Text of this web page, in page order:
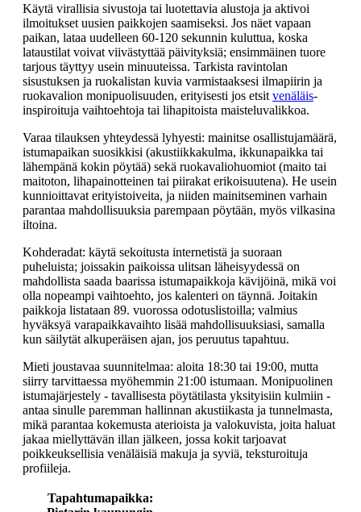
Käytä virallisia sivustoja tai luotettavia alustoja ja aktivoi
ilmoitukset uusien paikkojen saamiseksi. Jos näet vapaan
paikan, lataa uudelleen 60-120 sekunnin kuluttua, koska
lataustilat voivat viivästyttää päivityksiä; ensimmäinen tuore
tarjous täyttyy usein minuuteissa. Tarkista ravintolan
sisustuksen ja ruokalistan kuvia varmistaaksesi ilmapiirin ja
ruokavalion monipuolisuuden, erityisesti jos etsit venäläis-
inspiroituja vaihtoehtoja tai lihapitoista maisteluvalikkoa.
Varaa tilauksen yhteydessä lyhyesti: mainitse osallistujamäärä,
istumapaikan suosikkisi (akustiikkakulma, ikkunapaikka tai
lähempänä kokin pöytää) sekä ruokavaliohuomiot (maito tai
maitoton, lihapainotteinen tai piirakat erikoisuutena). He usein
kunnioittavat erityistoiveita, ja niiden mainitseminen varhain
parantaa mahdollisuuksia parempaan pöytään, myös vilkasina
iltoina.
Kohderadat: käytä sekoitusta internetistä ja suoraan
puheluista; joissakin paikoissa ulitsan läheisyydessä on
mahdollista saada baarissa istumapaikkoja kävijöinä, mikä voi
olla nopeampi vaihtoehto, jos kalenteri on täynnä. Joitakin
paikkoja listataan 89. vuorossa odotuslistoilla; valmius
hyväksyä varapaikkavaihto lisää mahdollisuuksiasi, samalla
kun säilytät alkuperäisen ajan, jos peruutus tapahtuu.
Mieti joustavaa suunnitelmaa: aloita 18:30 tai 19:00, mutta
siirry tarvittaessa myöhemmin 21:00 istumaan. Monipuolinen
istumajärjestely - tavallisesta pöytätilasta yksityisiin kulmiin -
antaa sinulle paremman hallinnan akustiikasta ja tunnelmasta,
mikä parantaa kokemusta aterioista ja valokuvista, joita haluat
jakaa miellyttävän illan jälkeen, jossa kokit tarjoavat
poikkeuksellisia venäläisiä makuja ja syviä, teksturoituja
profiileja.
Tapahtumapaikka: